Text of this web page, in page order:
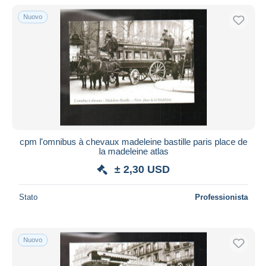
Solo sconto
Spedizione gratuita
Metodi di pagamento
PayPal
Bonifico bancario
Visa
Bancontact
iDeal
Residenza del venditore
Nuovo
cpm l'omnibus à chevaux madeleine bastille paris place de
la madeleine atlas
± 2,30 USD
Stato Professionista
Nuovo